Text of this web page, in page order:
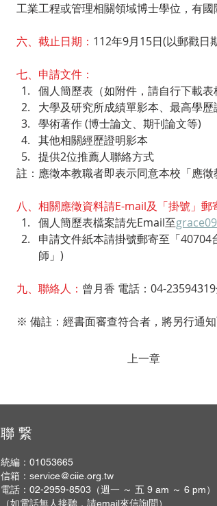
工業工程或管理相關領域博士學位，有國
六、截止日期： 112年9月15日(以郵戳日
七、申請文件：
個人簡歷表（如附件，請自行下載表
大學及研究所成績單影本、最高學
學術著作 (博士論文、期刊論文等)
其他相關經歷證明影本
提供2位推薦人聯絡方式
註：應徵本教職者即表示同意本校「應徵
八、相關應徵資料請E-mail及「掛號」郵
個人簡歷表檔案請先Email至
申請文件紙本請掛號郵寄至「
師」)
九、聯絡人： 曾月香 電話：04-
※ 備註：經書面審查符合者，將另行通
上一章
聯 繋
統編：01053665
信箱： service@ciie.org.tw
電話：02-2959-8503（週一 ～ 五 9 am ～ 6 pm）
（如電話無人接聽，請email來信詢問）